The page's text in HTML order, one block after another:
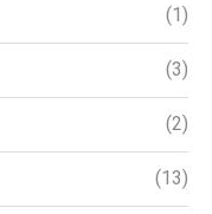
(1)
(3)
(2)
(13)